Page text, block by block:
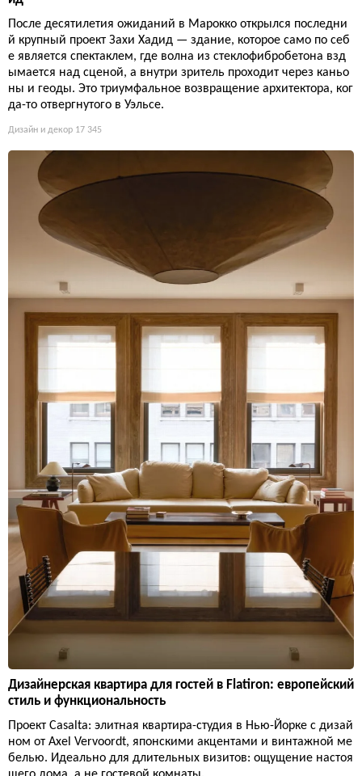
После десятилетия ожиданий в Марокко открылся последни
й крупный проект Захи Хадид — здание, которое само по себ
е является спектаклем, где волна из стеклофибробетона взд
ымается над сценой, а внутри зритель проходит через каньо
ны и геоды. Это триумфальное возвращение архитектора, ког
да-то отвергнутого в Уэльсе.
Дизайн и декор 17 345
Дизайнерская квартира для гостей в Flatiron: европейский
стиль и функциональность
Проект Casalta: элитная квартира-студия в Нью-Йорке с дизай
ном от Axel Vervoordt, японскими акцентами и винтажной ме
белью. Идеально для длительных визитов: ощущение настоя